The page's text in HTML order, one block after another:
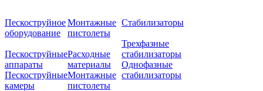
Пескоструйное
оборудование
Пескоструйные
аппараты
Пескоструйные
камеры
Монтажные
пистолеты
Расходные
материалы
Монтажные
пистолеты
Стабилизаторы
Трехфазные
стабилизаторы
Однофазные
стабилизаторы